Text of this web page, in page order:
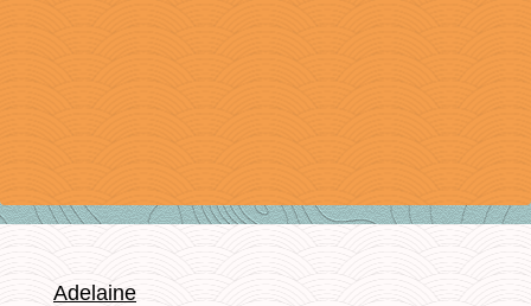
Adelaine